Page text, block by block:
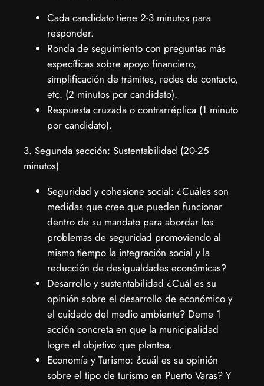
Cada candidato tiene 2-3 minutos para
responder.
Ronda de seguimiento con preguntas más
específicas sobre apoyo financiero,
simplificación de trámites, redes de contacto,
etc. (2 minutos por candidato).
Respuesta cruzada o contrarréplica (1 minuto
por candidato).
3. Segunda sección: Sustentabilidad (20-25
minutos)
Seguridad y cohesione social: ¿Cuáles son
medidas que cree que pueden funcionar
dentro de su mandato para abordar los
problemas de seguridad promoviendo al
mismo tiempo la integración social y la
reducción de desigualdades económicas?
Desarrollo y sustentabilidad ¿Cuál es su
opinión sobre el desarrollo de económico y
el cuidado del medio ambiente? Deme 1
acción concreta en que la municipalidad
logre el objetivo que plantea.
Economía y Turismo: ¿cuál es su opinión
sobre el tipo de turismo en Puerto Varas? Y